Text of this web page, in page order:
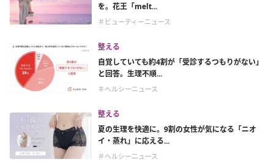
を。花王「melt...
＃ビューティーニュース
整える
自覚していても約4割が「受診するつもりがない」
と回答。生理不順...
＃ヘルシーニュース
整える
夏の生理を快適に。9割の女性が気になる「ニオ
イ・蒸れ」に応える...
＃ヘルシーニュース